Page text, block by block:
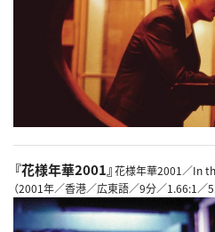
『花様年華2001』花様年華2001／In
（2001年／香港／広東語／9分／1.66:1／